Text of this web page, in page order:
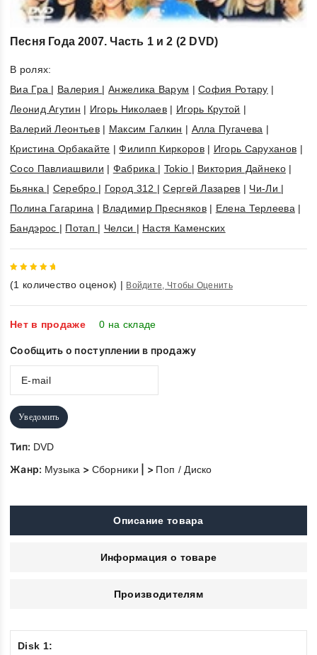
Песня Года 2007. Часть 1 и 2 (2 DVD)
В ролях:
Виа Гра | Валерия |Анжелика Варум |София Ротару |
Леонид Агутин | Игорь Николаев | Игорь Крутой |
Валерий Леонтьев| Максим Галкин | Алла Пугачева |
Кристина Орбакайте |Филипп Киркоров| Игорь Саруханов |
Сосо Павлиашвили | Фабрика | Tokio | Виктория Дайнеко|
Бьянка | Серебро | Город 312 |Сергей Лазарев | Чи-Ли |
Полина Гагарина | Владимир Пресняков| Елена Терлеева |
Бандэрос | Потап | Челси | Настя Каменских
5
(1 количество оценок) | Войдите, Чтобы Оценить
Нет в продаже 0 на складе
Сообщить о поступлении в продажу
Уведомить
Тип: DVD
Жанр: Музыка > Сборники | > Поп / Диско
Описание товара
Информация о товаре
Производителям
Disk 1: